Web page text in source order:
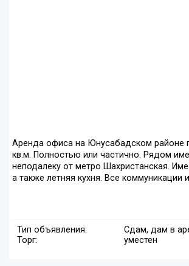
Аренда офиса на Юнусабадском районе
кв.м. Полностью или частично. Рядом
неподалеку от метро Шахристанская.
а также летняя кухня. Все коммуникации
Тип объявления:
Сдам, дам в
Торг:
уместен